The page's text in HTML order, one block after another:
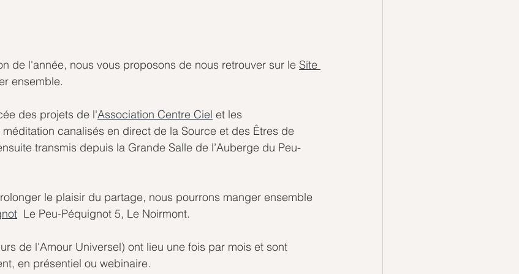
de l'année, nous vous proposons de nous retrouver sur le Site
ensemble.
des projets de l'Association Centre Ciel et les
canalisés en direct de la Source et des Êtres de
transmis depuis la Grande Salle de l’Auberge du Peu-
le plaisir du partage, nous pourrons manger ensemble
  Le Peu-Péquignot 5, Le Noirmont.
de l'Amour Universel) ont lieu une fois par mois et sont
en présentiel ou webinaire.